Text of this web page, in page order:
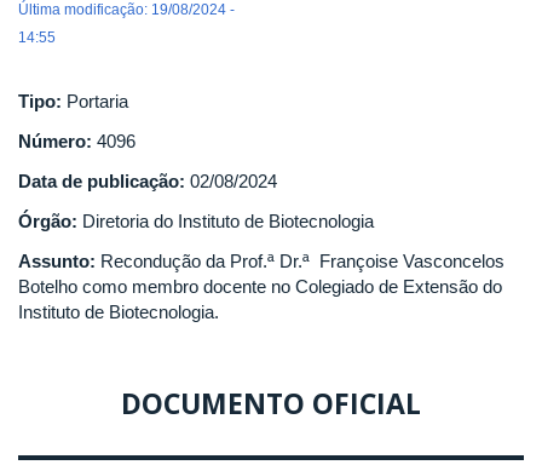
Última modificação: 19/08/2024 -
14:55
Tipo: Portaria
Número: 4096
Data de publicação: 02/08/2024
Órgão: Diretoria do Instituto de Biotecnologia
Assunto: Recondução da Prof.ª Dr.ª Françoise Vasconcelos
Botelho como membro docente no Colegiado de Extensão do
Instituto de Biotecnologia.
DOCUMENTO OFICIAL